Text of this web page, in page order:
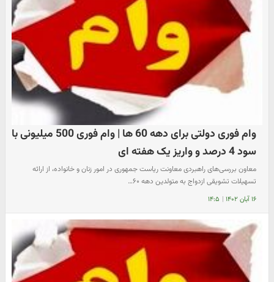
وام فوری دولتی برای دهه 60 ها | وام فوری 500 میلیونی با
سود 4 درصد و واریز یک هفته ای
معاون بررسی‌های راهبردی معاونت ریاست جمهوری در امور زنان و خانواده، از ارائه
تسهیلات تشویقی ازدواج به متولدین دهه ۶۰…
۱۶ آبان ۱۴۰۲ | ۱۴:۵